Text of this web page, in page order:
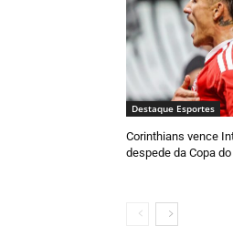
Destaque Esportes
Corinthians vence
despede da Copa do